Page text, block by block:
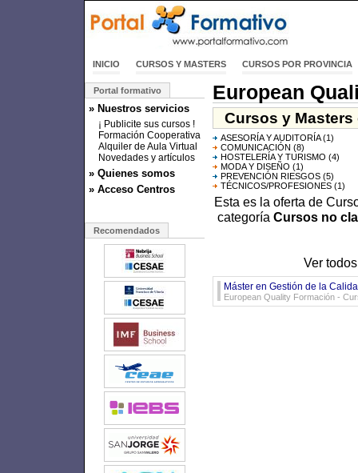
INICIO CURSOS Y MASTERS CURSOS POR PROVINCIA
Portal formativo
» Nuestros servicios
¡ Publicite sus cursos !
Formación Cooperativa
Alquiler de Aula Virtual
Novedades y artículos
» Quienes somos
» Acceso Centros
Recomendados
European
Cursos y
ASESORÍA Y AUDITORÍA(1)
COMUNICACIÓN (8)
HOSTELERÍA Y TURISMO (4)
MODA Y DISEÑO (1)
PREVENCIÓN RIESGOS (5)
TÉCNICOS/PROFESIONES (1)
Esta es la oferta de
categoría Cursos no
Ver
Máster en Gestión de la
European Quality Formación -